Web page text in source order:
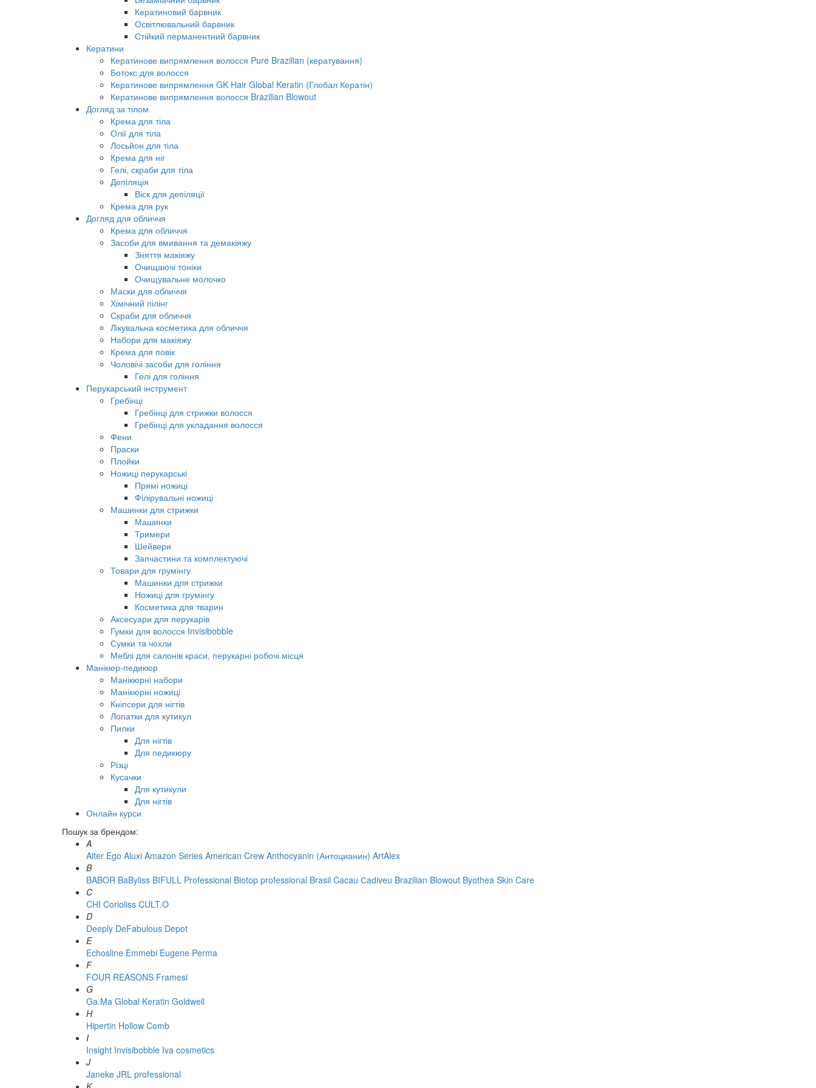
Кератиновий барвник
Освітлювальний барвник
Стійкий перманентний барвник
Кератини
Кератинове випрямлення волосся Pure Brazilian (кератування)
Ботокс для волосся
Кератинове випрямлення GK Hair Global Keratin (Глобал Кератін)
Кератинове випрямлення волосся Brazilian Blowout
Догляд за тілом
Крема для тіла
Олії для тіла
Лосьйон для тіла
Крема для ніг
Гелі, скраби для тіла
Депіляція
Віск для депіляції
Крема для рук
Догляд для обличчя
Крема для обличчя
Засоби для вмивання та демакіяжу
Зняття макіяжу
Очищаючі тоніки
Очищувальне молочко
Маски для обличчя
Хімічний пілінг
Скраби для обличчя
Лікувальна косметика для обличчя
Набори для макіяжу
Крема для повік
Чоловічі засоби для гоління
Гелі для гоління
Перукарський інструмент
Гребінці
Гребінці для стрижки волосся
Гребінці для укладання волосся
Фени
Праски
Плойки
Ножиці перукарські
Прямі ножиці
Філірувальні ножиці
Машинки для стрижки
Машинки
Тримери
Шейвери
Запчастини та комплектуючі
Товари для грумінгу
Машинки для стрижки
Ножиці для грумінгу
Косметика для тварин
Аксесуари для перукарів
Гумки для волосся Invisibobble
Сумки та чохли
Меблі для салонів краси, перукарні робочі місця
Манікюр-педикюр
Манікюрні набори
Манікюрні ножиці
Кніпсери для нігтів
Лопатки для кутикул
Пилки
Для нігтів
Для педикюру
Різці
Кусачки
Для кутикули
Для нігтів
Онлайн курси
Пошук за брендом:
A
Alter Ego Aluxi Amazon Series American Crew Anthocyanin (Антоцианин) ArtAlex
B
BABOR BaByliss BIFULL Professional Biotop professional Brasil Cacau Сadiveu Brazilian Blowout Byothea Skin Care
C
CHI Corioliss CULT.O
D
Deeply DeFabulous Depot
E
Echosline Emmebi Eugene Perma
F
FOUR REASONS Framesi
G
Ga.Ma Global Keratin Goldwell
H
Hipertin Hollow Comb
I
Insight Invisibobble Iva cosmetics
J
Janeke JRL professional